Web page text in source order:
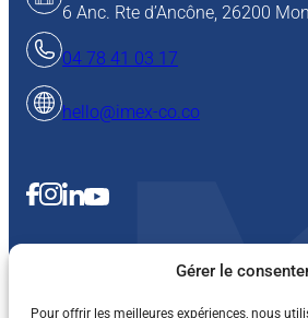
Gérer le
Pour offrir les meilleures expériences, nous
6 Anc. Rte d’Ancône, 26200
04 78 41 03 17
hello@imex-co.co